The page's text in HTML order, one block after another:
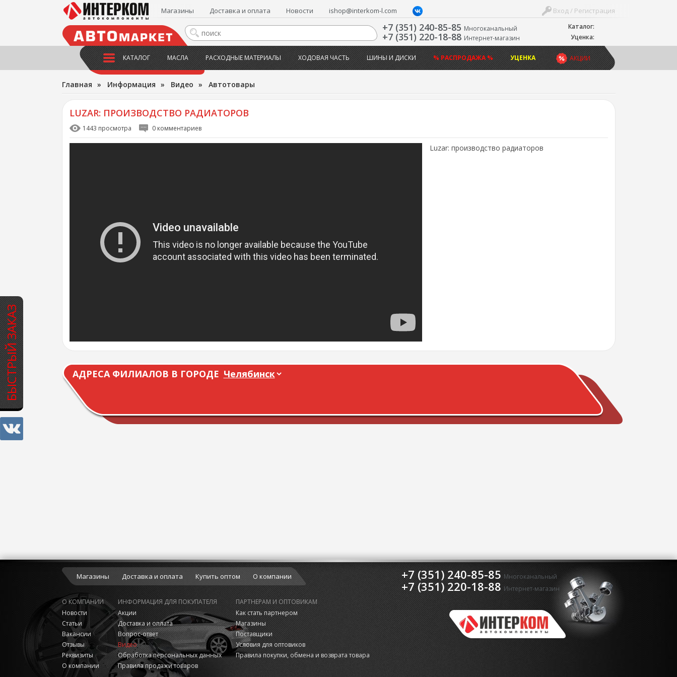
БЫСТРЫЙ ЗАКАЗ
Каталог:
Уценка:
Вход / Регистрация
Магазины Доставка и оплата Новости ishop@interkom-l.com
+7 (351) 240-85-85 Многоканальный
+7 (351) 220-18-88 Интернет-магазин
АКЦИИ
КАТАЛОГ МАСЛА РАСХОДНЫЕ МАТЕРИАЛЫ ХОДОВАЯ ЧАСТЬ ШИНЫ И ДИСКИ % РАСПРОДАЖА % УЦЕНКА
Главная » Информация » Видео » Автотовары
LUZAR: ПРОИЗВОДСТВО РАДИАТОРОВ
1443 просмотра 0 комментариев
Luzar: производство радиаторов
АДРЕСА ФИЛИАЛОВ В ГОРОДЕ
Магазины Доставка и оплата Купить оптом О компании +7 (351) 240-85-85 Многоканальный
+7 (351) 220-18-88 Интернет-магазин
О КОМПАНИИ
Новости
Статьи
Вакансии
Отзывы
Реквизиты
О компании
ИНФОРМАЦИЯ ДЛЯ ПОКУПАТЕЛЯ
Акции
Доставка и оплата
Вопрос-ответ
Видео
Обработка персональных данных
Правила продажи товаров
ПАРТНЕРАМ И ОПТОВИКАМ
Как стать партнером
Магазины
Поставщики
Условия для оптовиков
Правила покупки, обмена и возврата товара